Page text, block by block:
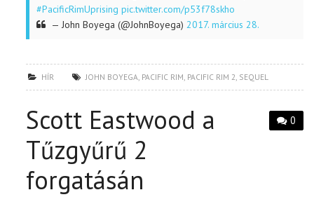
#PacificRimUprising pic.twitter.com/p53f78skho
— John Boyega (@JohnBoyega)2017. március 28.
HÍR JOHN BOYEGA PACIFIC RIM PACIFIC RIM 2 SEQUEL
0
Scott Eastwood a
Tűzgyűrű 2
forgatásán